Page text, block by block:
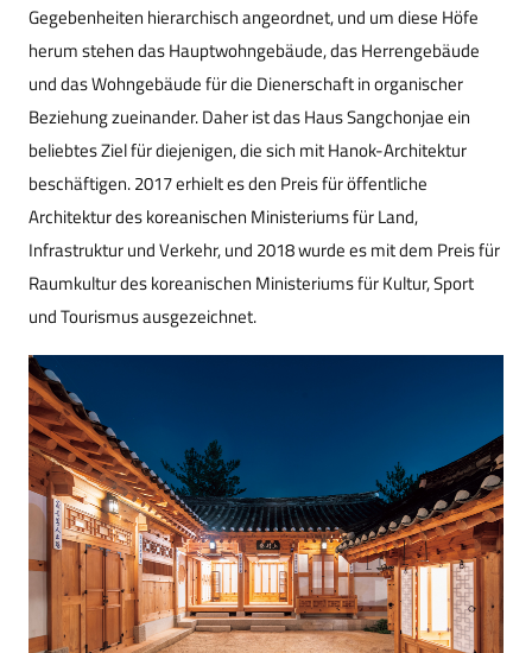
Gegebenheiten hierarchisch angeordnet, und um diese Höfe
herum stehen das Hauptwohngebäude, das Herrengebäude
und das Wohngebäude für die Dienerschaft in organischer
Beziehung zueinander. Daher ist das Haus Sangchonjae ein
beliebtes Ziel für diejenigen, die sich mit Hanok-Architektur
beschäftigen. 2017 erhielt es den Preis für öffentliche
Architektur des koreanischen Ministeriums für Land,
Infrastruktur und Verkehr, und 2018 wurde es mit dem Preis für
Raumkultur des koreanischen Ministeriums für Kultur, Sport
und Tourismus ausgezeichnet.